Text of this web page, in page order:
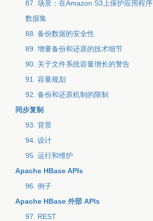
87. 场景：在Amazon S3上保护应用程序
数据集
88. 备份数据的安全性
89. 增量备份和还原的技术细节
90. 关于文件系统容量增长的警告
91. 容量规划
92. 备份和还原机制的限制
同步复制
93. 背景
94. 设计
95. 运行和维护
Apache HBase APIs
96. 例子
Apache HBase 外部 APIs
97. REST